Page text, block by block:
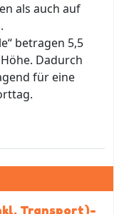
als auch auf
betragen 5,5
Dadurch
für eine
Transport)-